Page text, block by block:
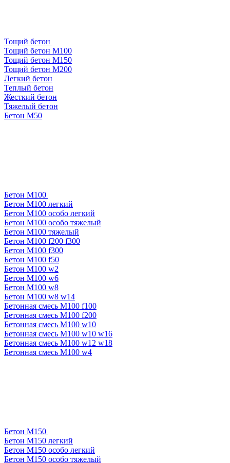
Тощий бетон
Тощий бетон М100
Тощий бетон М150
Тощий бетон М200
Легкий бетон
Теплый бетон
Жесткий бетон
Тяжелый бетон
Бетон М50
Бетон М100
Бетон М100 легкий
Бетон М100 особо легкий
Бетон М100 особо тяжелый
Бетон М100 тяжелый
Бетон М100 f200 f300
Бетон М100 f300
Бетон М100 f50
Бетон М100 w2
Бетон М100 w6
Бетон М100 w8
Бетон М100 w8 w14
Бетонная смесь М100 f100
Бетонная смесь М100 f200
Бетонная смесь М100 w10
Бетонная смесь М100 w10 w16
Бетонная смесь М100 w12 w18
Бетонная смесь М100 w4
Бетон М150
Бетон М150 легкий
Бетон М150 особо легкий
Бетон М150 особо тяжелый